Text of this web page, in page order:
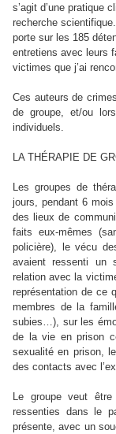
s’agit d’une pratique
recherche
porte sur les 185
entretiens avec leurs
victimes que j’ai
Ces auteurs de
de groupe, et/ou
individuels.
LA THÉRAPIE DE
Les groupes de
jours, pendant 6
des lieux de
faits eux-mêmes
policière), le vécu
avaient ressenti un
relation avec la
représentation de ce
membres de la
subies…), sur les
de la vie en prison
sexualité en prison,
des contacts avec
Le groupe veut
ressenties dans le
présente, avec un